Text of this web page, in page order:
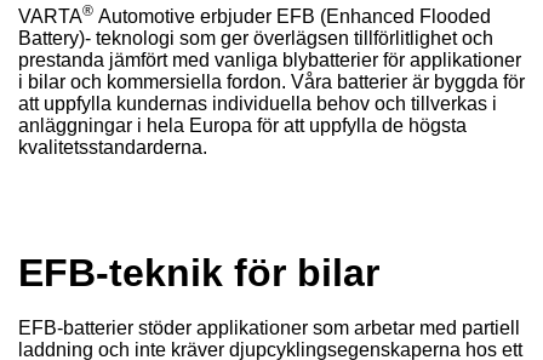
VARTA® Automotive erbjuder EFB (Enhanced Flooded
Battery)- teknologi som ger överlägsen tillförlitlighet och
prestanda jämfört med vanliga blybatterier för applikationer
i bilar och kommersiella fordon. Våra batterier är byggda för
att uppfylla kundernas individuella behov och tillverkas i
anläggningar i hela Europa för att uppfylla de högsta
kvalitetsstandarderna.
EFB-teknik för bilar
EFB-batterier stöder applikationer som arbetar med partiell
laddning och inte kräver djupcyklingsegenskaperna hos ett